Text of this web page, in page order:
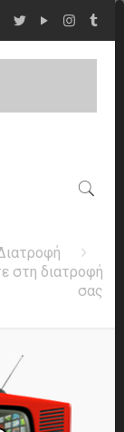
στη διατροφή
σας